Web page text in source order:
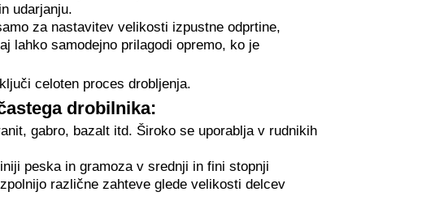
udarjanju.
za nastavitev velikosti izpustne odprtine,
lahko samodejno prilagodi opremo, ko je
celoten proces drobljenja.
drobilnika:
gabro, bazalt itd. Široko se uporablja v rudnikih
peska in gramoza v srednji in fini stopnji
različne zahteve glede velikosti delcev